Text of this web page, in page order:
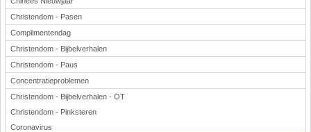
Christendom - Pasen
Complimentendag
Christendom - Bijbelverhalen
Christendom - Paus
Concentratieproblemen
Christendom - Bijbelverhalen - OT
Christendom - Pinksteren
Coronavirus